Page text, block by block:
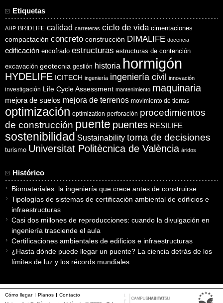
Etiquetas
AHP BRIDLIFE calidad carreteras ciclo de vida cimentaciones
compactación concreto construcción DIMALIFE docencia
edificación encofrado estructuras estructuras de contención
excavación geotecnia gestión historia hormigón
HYDELIFE ICITECH ingeniería ingeniería civil innovación
investigación Life Cycle Assessment mantenimiento maquinaria
mejora de suelos mejora de terrenos movimiento de tierras
optimización optimization perforación procedimientos
de construcción puente puentes RESILIFE
sostenibilidad Sustainability toma de decisiones
turismo Universitat Politècnica de València áridos
Histórico
Biomateriales: la ingeniería que crece antes de construirse
Tipologías de sistemas de certificación ambiental de edificios e
infraestructuras
Casi dos millones de reproducciones: cuando la divulgación en
ingeniería trasciende el aula
Certificaciones ambientales de edificios e infraestructuras
¿Hasta dónde puede llegar un puente? La ciencia detrás de los
límites de luz y los récords mundiales
Cómo llegar Planos
Contacto